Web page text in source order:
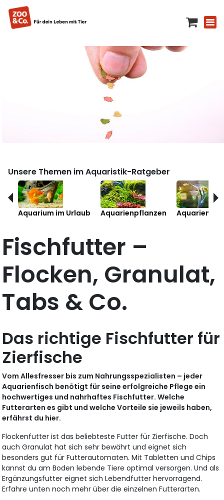
Unsere Themen im Aquaristik-Ratgeber
Aquarium im Urlaub Aquarienpflanzen
Fischfutter –
Flocken, Granulat,
Tabs & Co.
Das richtige Fischfutter für
Zierfische
Vom Allesfresser bis zum Nahrungsspezialisten – jeder
Aquarienfisch benötigt für seine erfolgreiche Pflege ein
hochwertiges und nahrhaftes Fischfutter. Welche
Futterarten es gibt und welche Vorteile sie jeweils haben,
erfährst du hier.
Flockenfutter ist das beliebteste Futter für Zierfische. Doch
auch Granulat hat sich sehr bewährt und eignet sich
besonders gut für Futterautomaten. Mit Tabletten und Chips
kannst du am Boden lebende Tiere optimal versorgen. Und als
Ergänzungsfutter eignet sich Lebendfutter hervorragend.
Erfahre unten noch mehr über die einzelnen Futterarten.